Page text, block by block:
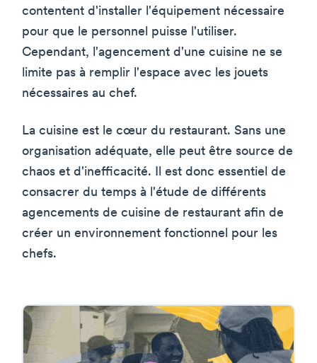
contentent d'installer l'équipement nécessaire
pour que le personnel puisse l'utiliser.
Cependant, l'agencement d'une cuisine ne se
limite pas à remplir l'espace avec les jouets
nécessaires au chef.
La cuisine est le cœur du restaurant. Sans une
organisation adéquate, elle peut être source de
chaos et d'inefficacité. Il est donc essentiel de
consacrer du temps à l'étude de différents
agencements de cuisine de restaurant afin de
créer un environnement fonctionnel pour les
chefs.